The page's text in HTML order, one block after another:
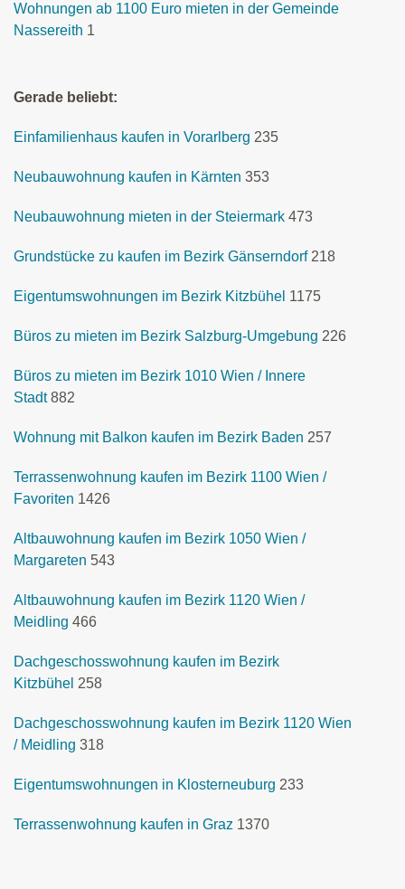
Wohnungen ab 1100 Euro mieten in der Gemeinde
Nassereith 1
Gerade beliebt:
Einfamilienhaus kaufen in Vorarlberg 235
Neubauwohnung kaufen in Kärnten 353
Neubauwohnung mieten in der Steiermark 473
Grundstücke zu kaufen im Bezirk Gänserndorf 218
Eigentumswohnungen im Bezirk Kitzbühel 1175
Büros zu mieten im Bezirk Salzburg-Umgebung 226
Büros zu mieten im Bezirk 1010 Wien / Innere
Stadt 882
Wohnung mit Balkon kaufen im Bezirk Baden 257
Terrassenwohnung kaufen im Bezirk 1100 Wien /
Favoriten 1426
Altbauwohnung kaufen im Bezirk 1050 Wien /
Margareten 543
Altbauwohnung kaufen im Bezirk 1120 Wien /
Meidling 466
Dachgeschosswohnung kaufen im Bezirk
Kitzbühel 258
Dachgeschosswohnung kaufen im Bezirk 1120 Wien
/ Meidling 318
Eigentumswohnungen in Klosterneuburg 233
Terrassenwohnung kaufen in Graz 1370